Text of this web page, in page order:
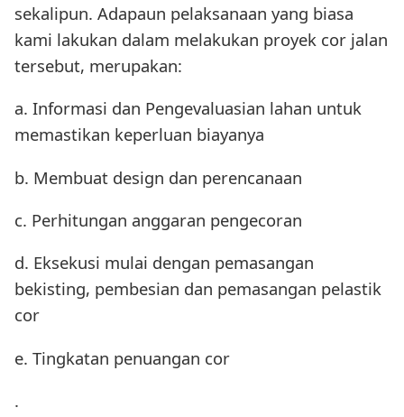
sekalipun. Adapaun pelaksanaan yang biasa
kami lakukan dalam melakukan proyek cor jalan
tersebut, merupakan:
a. Informasi dan Pengevaluasian lahan untuk
memastikan keperluan biayanya
b. Membuat design dan perencanaan
c. Perhitungan anggaran pengecoran
d. Eksekusi mulai dengan pemasangan
bekisting, pembesian dan pemasangan pelastik
cor
e. Tingkatan penuangan cor
.